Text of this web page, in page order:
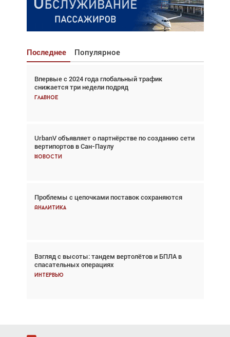
Последнее Популярное
Впервые с 2024 года глобальный трафик
снижается три недели подряд
Главное
UrbanV объявляет о партнёрстве по созданию сети
вертипортов в Сан-Паулу
Новости
Проблемы с цепочками поставок сохраняются
Аналитика
Взгляд с высоты: тандем вертолётов и БПЛА в
спасательных операциях
Интервью
Взгляд с высоты: тандем вертолётов и БПЛА в
спасательных операциях
Главное
Авиационный фотограф Дэйв Кох: «Фотография
говорит сама за себя... а ИИ всё портит»
Новости
Впервые с 2024 года глобальный трафик
снижается три недели подряд
Частный самолёт – это актив. Подходите к
покупке соответствующим образом
Интервью